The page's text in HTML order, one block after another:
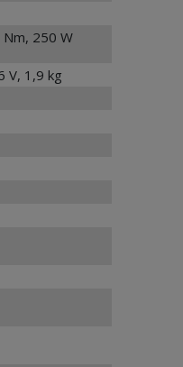
250 W
V, 1,9 kg